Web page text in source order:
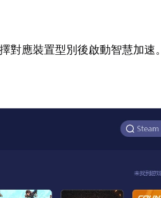
對應裝置型別後啟動智慧加速。